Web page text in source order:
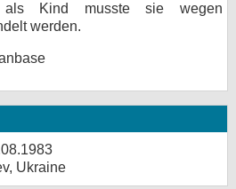
Kind musste sie wegen
werden.
Ukraine